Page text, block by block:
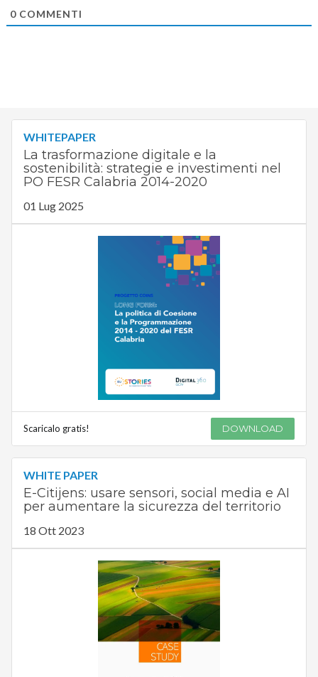
0COMMENTI
WHITEPAPER
La trasformazione digitale e la
sostenibilità: strategie e investimenti nel
PO FESR Calabria 2014-2020
01 Lug 2025
Scaricalo gratis! DOWNLOAD
WHITE PAPER
E-Citijens: usare sensori, social media e AI
per aumentare la sicurezza del territorio
18 Ott 2023